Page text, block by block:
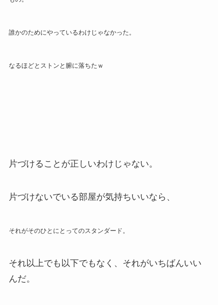
誰かのためにやっているわけじゃなかった。
なるほどとストンと腑に落ちたｗ
片づけることが正しいわけじゃない。
片づけないでいる部屋が気持ちいいなら、
それがそのひとにとってのスタンダード。
それ以上でも以下でもなく、それがいちばんいい
んだ。